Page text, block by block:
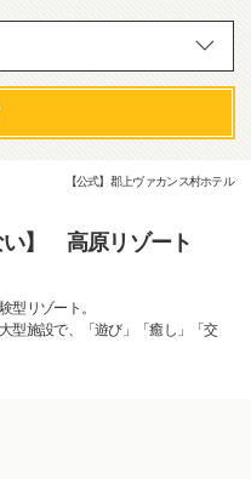
【公式】郡上ヴァカンス村ホテル
】 高原リゾート
型リゾート。
型施設で、「遊び」「癒し」「交